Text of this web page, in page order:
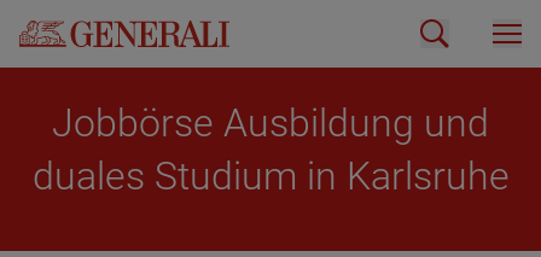
Job­bör­se Aus­bil­dung und
dua­les Stu­di­um in Karls­ru­he